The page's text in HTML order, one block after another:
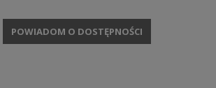
POWIADOM O DOSTĘPNOŚCI